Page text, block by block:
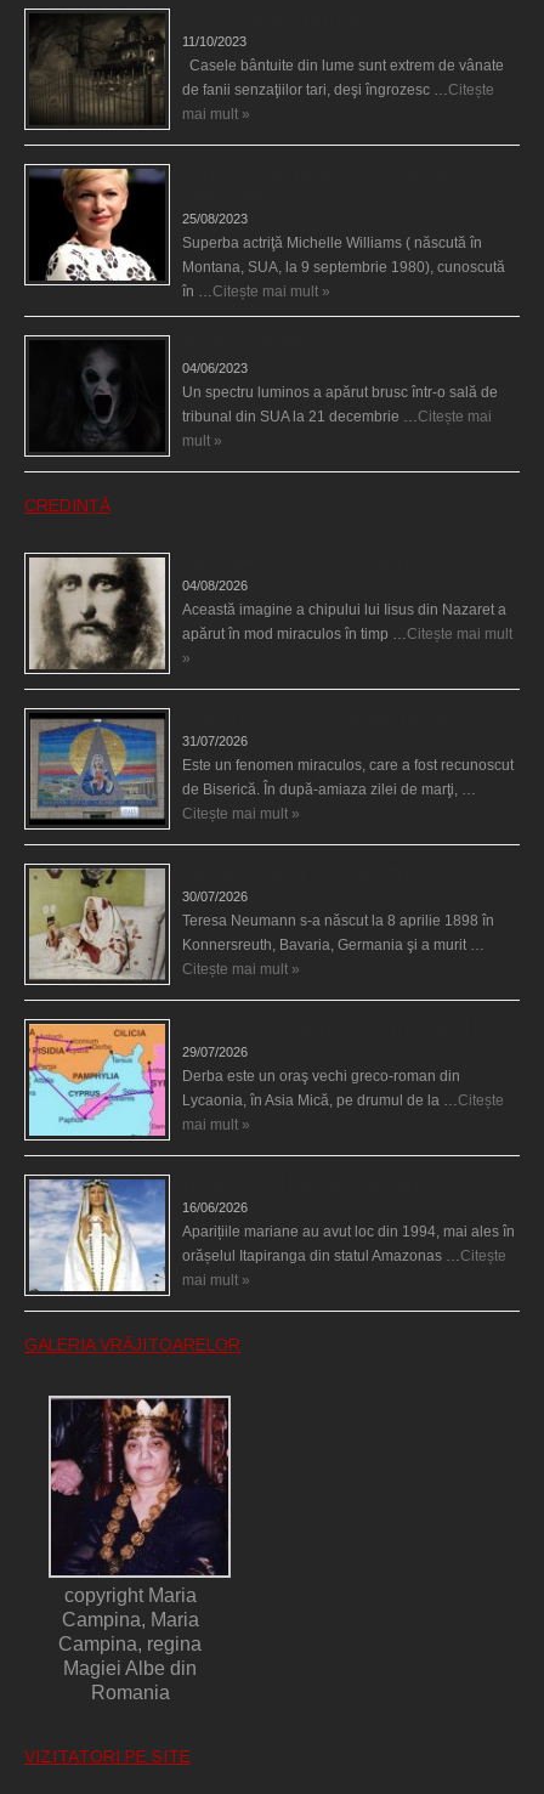
11/10/2023
Casele bântuite din lume sunt extrem de vânate
de fanii senzaţiilor tari, deşi îngrozesc … Citește
mai mult »
25/08/2023
Superba actriţă Michelle Williams ( născută în
Montana, SUA, la 9 septembrie 1980), cunoscută
în … Citește mai mult »
04/06/2023
Un spectru luminos a apărut brusc într-o sală de
tribunal din SUA la 21 decembrie … Citește mai
mult »
CREDINȚĂ
04/08/2026
Această imagine a chipului lui Iisus din Nazaret a
apărut în mod miraculos în timp … Citește mai mult
»
31/07/2026
Este un fenomen miraculos, care a fost recunoscut
de Biserică. În după-amiaza zilei de marţi, …
Citește mai mult »
30/07/2026
Teresa Neumann s-a născut la 8 aprilie 1898 în
Konnersreuth, Bavaria, Germania şi a murit …
Citește mai mult »
29/07/2026
Derba este un oraş vechi greco-roman din
Lycaonia, în Asia Mică, pe drumul de la … Citește
mai mult »
16/06/2026
Aparițiile mariane au avut loc din 1994, mai ales în
orășelul Itapiranga din statul Amazonas … Citește
mai mult »
GALERIA VRĂJITOARELOR
copyright Maria
Campina, Maria
Campina, regina
Magiei Albe din
Romania
VIZITATORI PE SITE